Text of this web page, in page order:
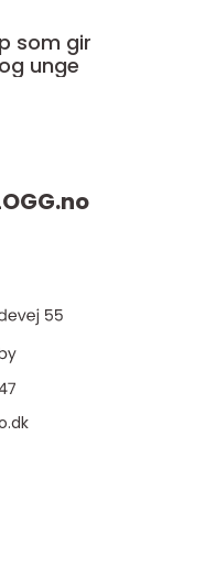
unge
no